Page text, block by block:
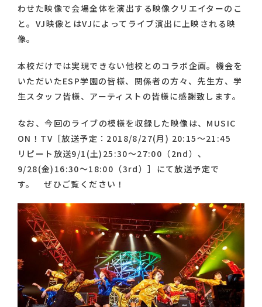
わせた映像で会場全体を演出する映像クリエイターのこ
と。VJ映像とはVJによってライブ演出に上映される映
像。
本校だけでは実現できない他校とのコラボ企画。機会を
いただいたESP学園の皆様、関係者の方々、先生方、学
生スタッフ皆様、アーティストの皆様に感謝致します。
なお、今回のライブの模様を収録した映像は、MUSIC
ON！TV［放送予定：2018/8/27(月) 20:15〜21:45
リピート放送9/1(土)25:30〜27:00（2nd）、
9/28(金)16:30〜18:00（3rd）］にて放送予定で
す。 ぜひご覧ください！